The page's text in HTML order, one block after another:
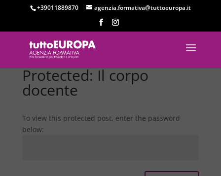
+39011889870 agenzia.formativa@tuttoeuropa.it
Protected: Il corpo
docente
To view this protected post, enter the password
below: